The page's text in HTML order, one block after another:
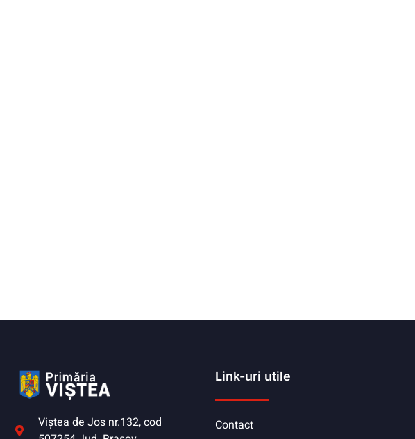
Viştea de Jos nr.132, cod
Link-uri utile
Contact